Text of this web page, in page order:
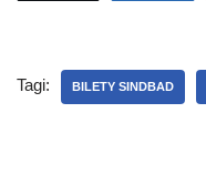
Tagi: BILETY SINDBAD